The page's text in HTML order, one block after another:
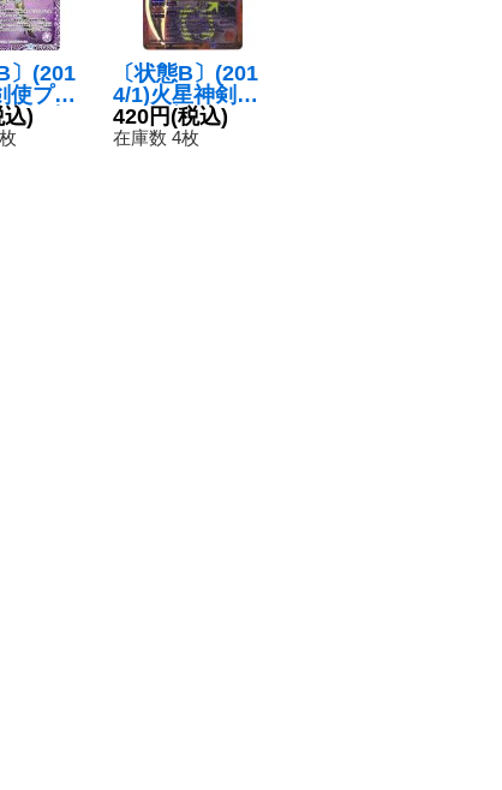
〕(201
使プリ
収
{BS22
)
〔状態B〕(201
4/1)火星神剣マ
ーズブリンガー
【X】{BS29-X0
420円(税込)
在庫数 4枚